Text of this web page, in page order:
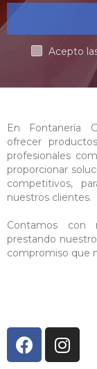
Acepto
En Fontanería
ofrecer
profesionales
proporcionar
competitivos,
nuestros clientes.
Contamos con
prestando
compromiso que